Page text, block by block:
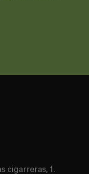
cigarreras, 1.